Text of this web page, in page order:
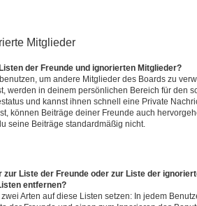
Mitglieder
der Freunde und ignorierten Mitglieder?
um andere Mitglieder des Boards zu
werden in deinem persönlichen Bereich für den
und kannst ihnen schnell eine Private
können Beiträge deiner Freunde auch
seine Beiträge standardmäßig nicht.
zur Liste der Freunde oder zur Liste der
entfernen?
Arten auf diese Listen setzen: In jedem